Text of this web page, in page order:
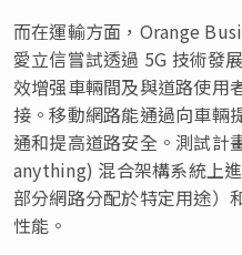
而在運輸方面，Orange
愛立信嘗試透過 5G 技術發
效增强車輛間及與道路使用
接。移動網路能通過向車輛
通和提高道路安全。測試計
anything) 混合架構系統上
部分網路分配於特定用途）
性能。